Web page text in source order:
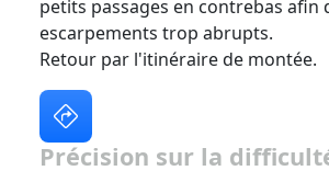
petits passages en contrebas afin
escarpements trop abrupts.
Retour par l'itinéraire de montée.
Précision sur la